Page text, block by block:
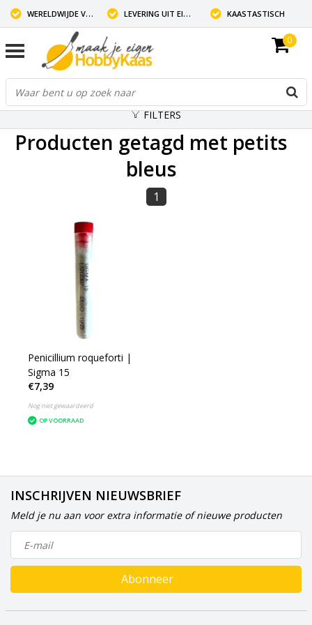
WERELDWIJDE VERZENDING LEVERING UIT EIGEN VOORRAAD KAASTASTISCH
0
FILTERS
Producten getagd met petits
bleus
1
Penicillium roqueforti |
Sigma 15
€7,39
Nog niet gewaardeerd
OP VOORRAAD
INSCHRIJVEN NIEUWSBRIEF
Meld je nu aan voor extra informatie of nieuwe producten
Abonneer